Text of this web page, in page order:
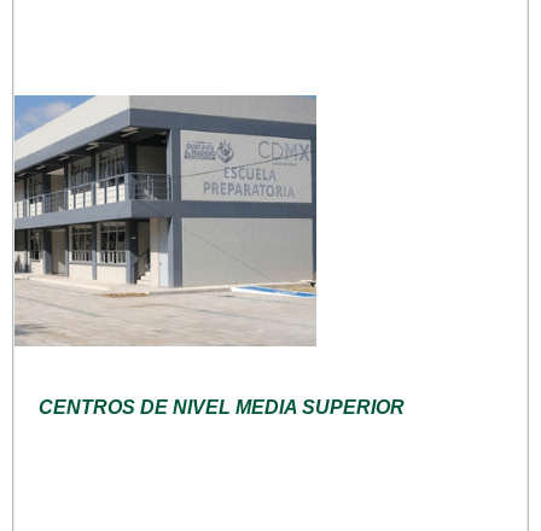
CENTROS DE NIVEL MEDIA SUPERIOR